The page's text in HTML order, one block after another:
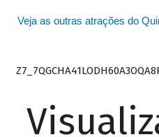
Veja as outras atrações do